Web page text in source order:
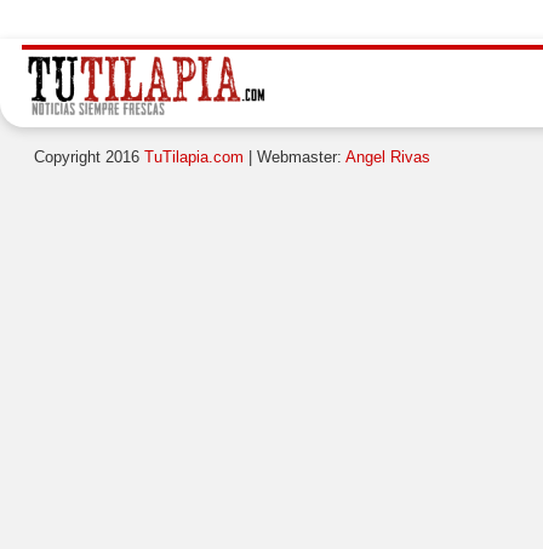
Copyright 2016 TuTilapia.com | Webmaster: Angel Rivas